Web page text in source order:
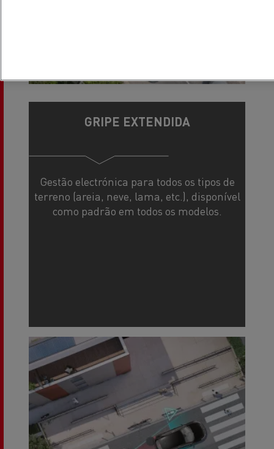
GRIPE EXTENDIDA
Gestão electrónica para todos os tipos de
terreno (areia, neve, lama, etc.), disponível
como padrão em todos os modelos.